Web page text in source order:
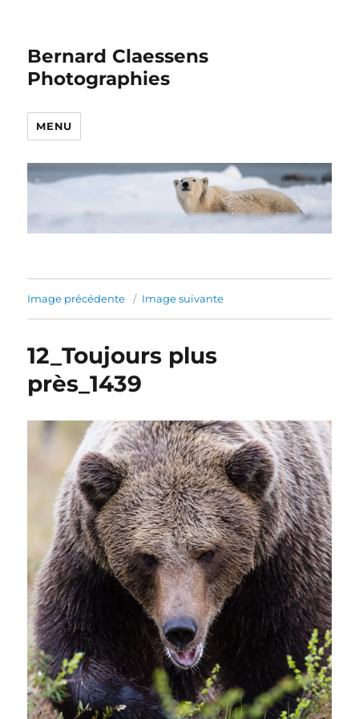
Bernard Claessens
Photographies
MENU
Image précédente Image suivante
12_Toujours plus
près_1439